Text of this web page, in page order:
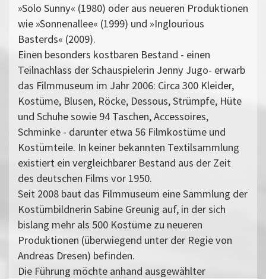
»Solo Sunny« (1980) oder aus neueren Produktionen
wie »Sonnenallee« (1999) und »Inglourious
Basterds« (2009).
Einen besonders kostbaren Bestand - einen
Teilnachlass der Schauspielerin Jenny Jugo- erwarb
das Filmmuseum im Jahr 2006: Circa 300 Kleider,
Kostüme, Blusen, Röcke, Dessous, Strümpfe, Hüte
und Schuhe sowie 94 Taschen, Accessoires,
Schminke - darunter etwa 56 Filmkostüme und
Kostümteile. In keiner bekannten Textilsammlung
existiert ein vergleichbarer Bestand aus der Zeit
des deutschen Films vor 1950.
Seit 2008 baut das Filmmuseum eine Sammlung der
Kostümbildnerin Sabine Greunig auf, in der sich
bislang mehr als 500 Kostüme zu neueren
Produktionen (überwiegend unter der Regie von
Andreas Dresen) befinden.
Die Führung möchte anhand ausgewählter